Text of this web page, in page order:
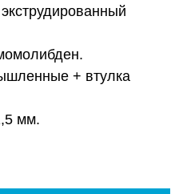
+ втулка
мм.